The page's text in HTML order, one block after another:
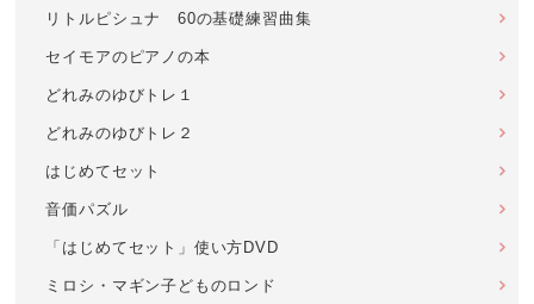
リトルピシュナ 60の基礎練習曲集
セイモアのピアノの本
どれみのゆびトレ１
どれみのゆびトレ２
はじめてセット
音価パズル
「はじめてセット」使い方DVD
ミロシ・マギン子どものロンド